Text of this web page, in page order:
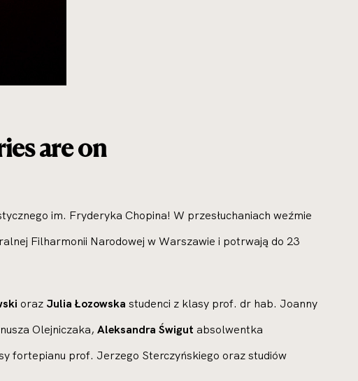
are on
im. Fryderyka Chopina! W przesłuchaniach weźmie
Filharmonii Narodowej w Warszawie i potrwają do 23
oraz Julia Łozowska studenci z klasy prof. dr hab. Joanny
Olejniczaka, Aleksandra Świgut absolwentka
fortepianu prof. Jerzego Sterczyńskiego oraz studiów